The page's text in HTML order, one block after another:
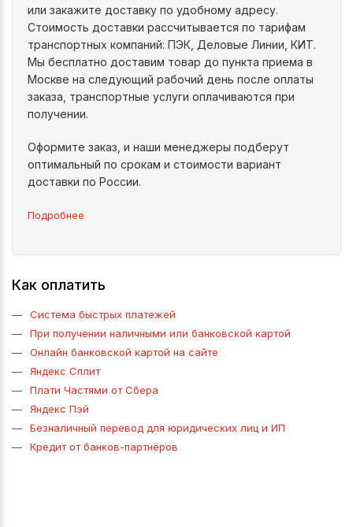
или закажите доставку по удобному адресу.
Стоимость доставки рассчитывается по тарифам
транспортных компаний: ПЭК, Деловые Линии, КИТ.
Мы бесплатно доставим товар до пункта приема в
Москве на следующий рабочий день после оплаты
заказа, транспортные услуги оплачиваются при
получении.
Оформите заказ, и наши менеджеры подберут
оптимальный по срокам и стоимости вариант
доставки по России.
Подробнее
Как оплатить
Система быстрых платежей
При получении наличными или банковской картой
Онлайн банковской картой на сайте
Яндекс Сплит
Плати Частями от Сбера
Яндекс Пэй
Безналичный перевод для юридических лиц и ИП
Кредит от банков-партнёров